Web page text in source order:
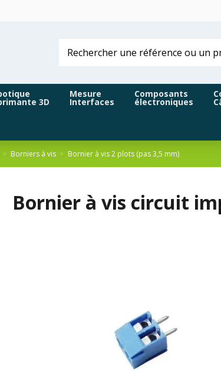
3D
Mesure
Interfaces
Composants
électroniques
Borniers à vis Bornier à vis 2 plots (pas 3,5 mm)
Bornier à vis circuit